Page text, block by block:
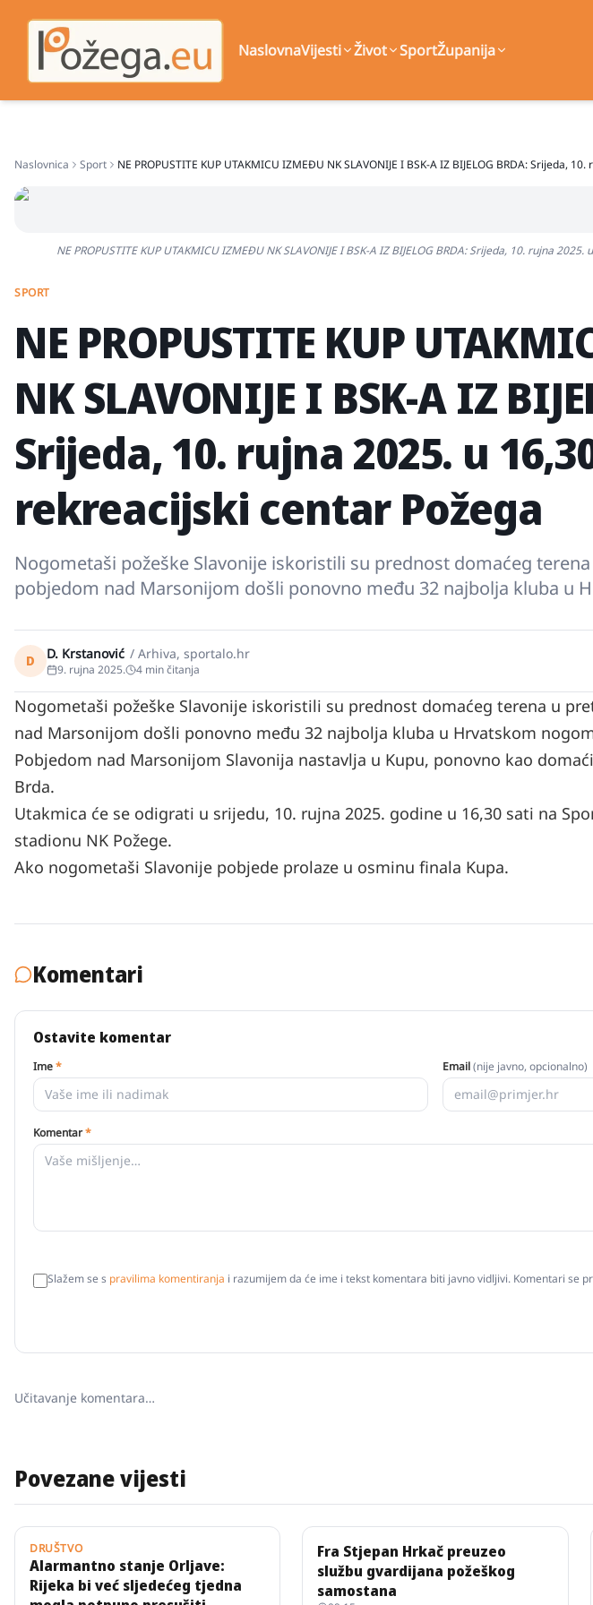
NaslovnaVijesti Život SportŽupanija
Naslovnica Sport NE PROPUSTITE KUP UTAKMICU IZMEĐU NK SLAVONIJE I BSK-A IZ BIJELOG BRDA: Srijeda,
NE PROPUSTITE KUP UTAKMICU IZMEĐU NK SLAVONIJE I BSK-A IZ BIJELOG BRDA: Srijeda, 10. rujna
SPORT
NE PROPUSTITE KUP
NK SLAVONIJE I BSK-A IZ
Srijeda, 10. rujna 2025. u
rekreacijski centar Požega
Nogometaši požeške Slavonije iskoristili su prednost domaćeg
pobjedom nad Marsonijom došli ponovno među 32 najbolja kluba u
D D. Krstanović / Arhiva, sportalo.hr
9. rujna 2025. 4 min čitanja
Nogometaši požeške Slavonije iskoristili su prednost domaćeg terena u
nad Marsonijom došli ponovno među 32 najbolja kluba u Hrvatskom
Pobjedom nad Marsonijom Slavonija nastavlja u Kupu, ponovno kao
Brda.
Utakmica će se odigrati u srijedu, 10. rujna 2025. godine u 16,30 sati na
stadionu NK Požege.
Ako nogometaši Slavonije pobjede prolaze u osminu finala Kupa.
Komentari
Ostavite komentar
Ime* Email(nije javno, opcionalno)
Komentar*
Slažem se s pravilima komentiranja i razumijem da će ime i tekst komentara biti javno vidljivi. Komentari se
Učitavanje komentara…
Povezane vijesti
DRUŠTVO
Alarmantno stanje Orljave:
Rijeka bi već sljedećeg tjedna
Fra Stjepan Hrkač preuzeo
službu gvardijana požeškog
samostana